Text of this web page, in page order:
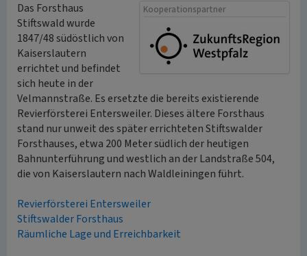
Kooperationspartner
Das Forsthaus
Stiftswald wurde
1847/48 südöstlich von
Kaiserslautern
errichtet und befindet
sich heute in der
Velmannstraße. Es ersetzte die bereits existierende
Revierförsterei Entersweiler. Dieses ältere Forsthaus
stand nur unweit des später errichteten Stiftswalder
Forsthauses, etwa 200 Meter südlich der heutigen
Bahnunterführung und westlich an der Landstraße 504,
die von Kaiserslautern nach Waldleiningen führt.
Revierförsterei Entersweiler
Stiftswalder Forsthaus
Räumliche Lage und Erreichbarkeit